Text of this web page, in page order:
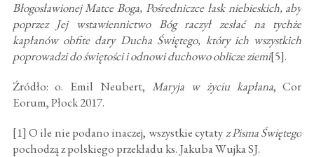
Błogosławionej Matce Boga, Pośredniczce łask niebieskich, aby
poprzez Jej wstawiennictwo Bóg raczył zesłać na tychże
kapłanów obfite dary Ducha Świętego, który ich wszystkich
poprowadzi do świętości i odnowi duchowo oblicze ziemi[5].
Źródło: o. Emil Neubert, Maryja w życiu kapłana, Cor
Eorum, Płock 2017.
[1] O ile nie podano inaczej, wszystkie cytatyz Pisma Świętego
pochodzą z polskiego przekładu ks. Jakuba Wujka SJ.